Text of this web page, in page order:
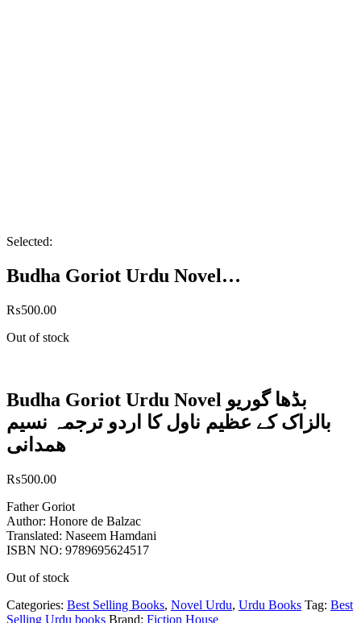
Selected:
Budha Goriot Urdu Novel…
₨500.00
Out of stock
Budha Goriot Urdu Novel بڈھا گوریو
بالزاک کے عظیم ناول کا اردو ترجمہ نسیم
ھمدانی
₨500.00
Father Goriot
Author: Honore de Balzac
Translated: Naseem Hamdani
ISBN NO: 9789695624517
Out of stock
Categories: Best Selling Books, Novel Urdu, Urdu Books Tag: Best
Selling Urdu books Brand: Fiction House